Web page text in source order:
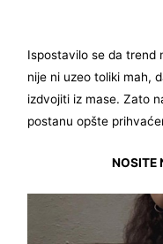
Ispostavilo se da trend
nije ni uzeo toliki mah,
izdvojiti iz mase. Zato
postanu opšte
NOSITE